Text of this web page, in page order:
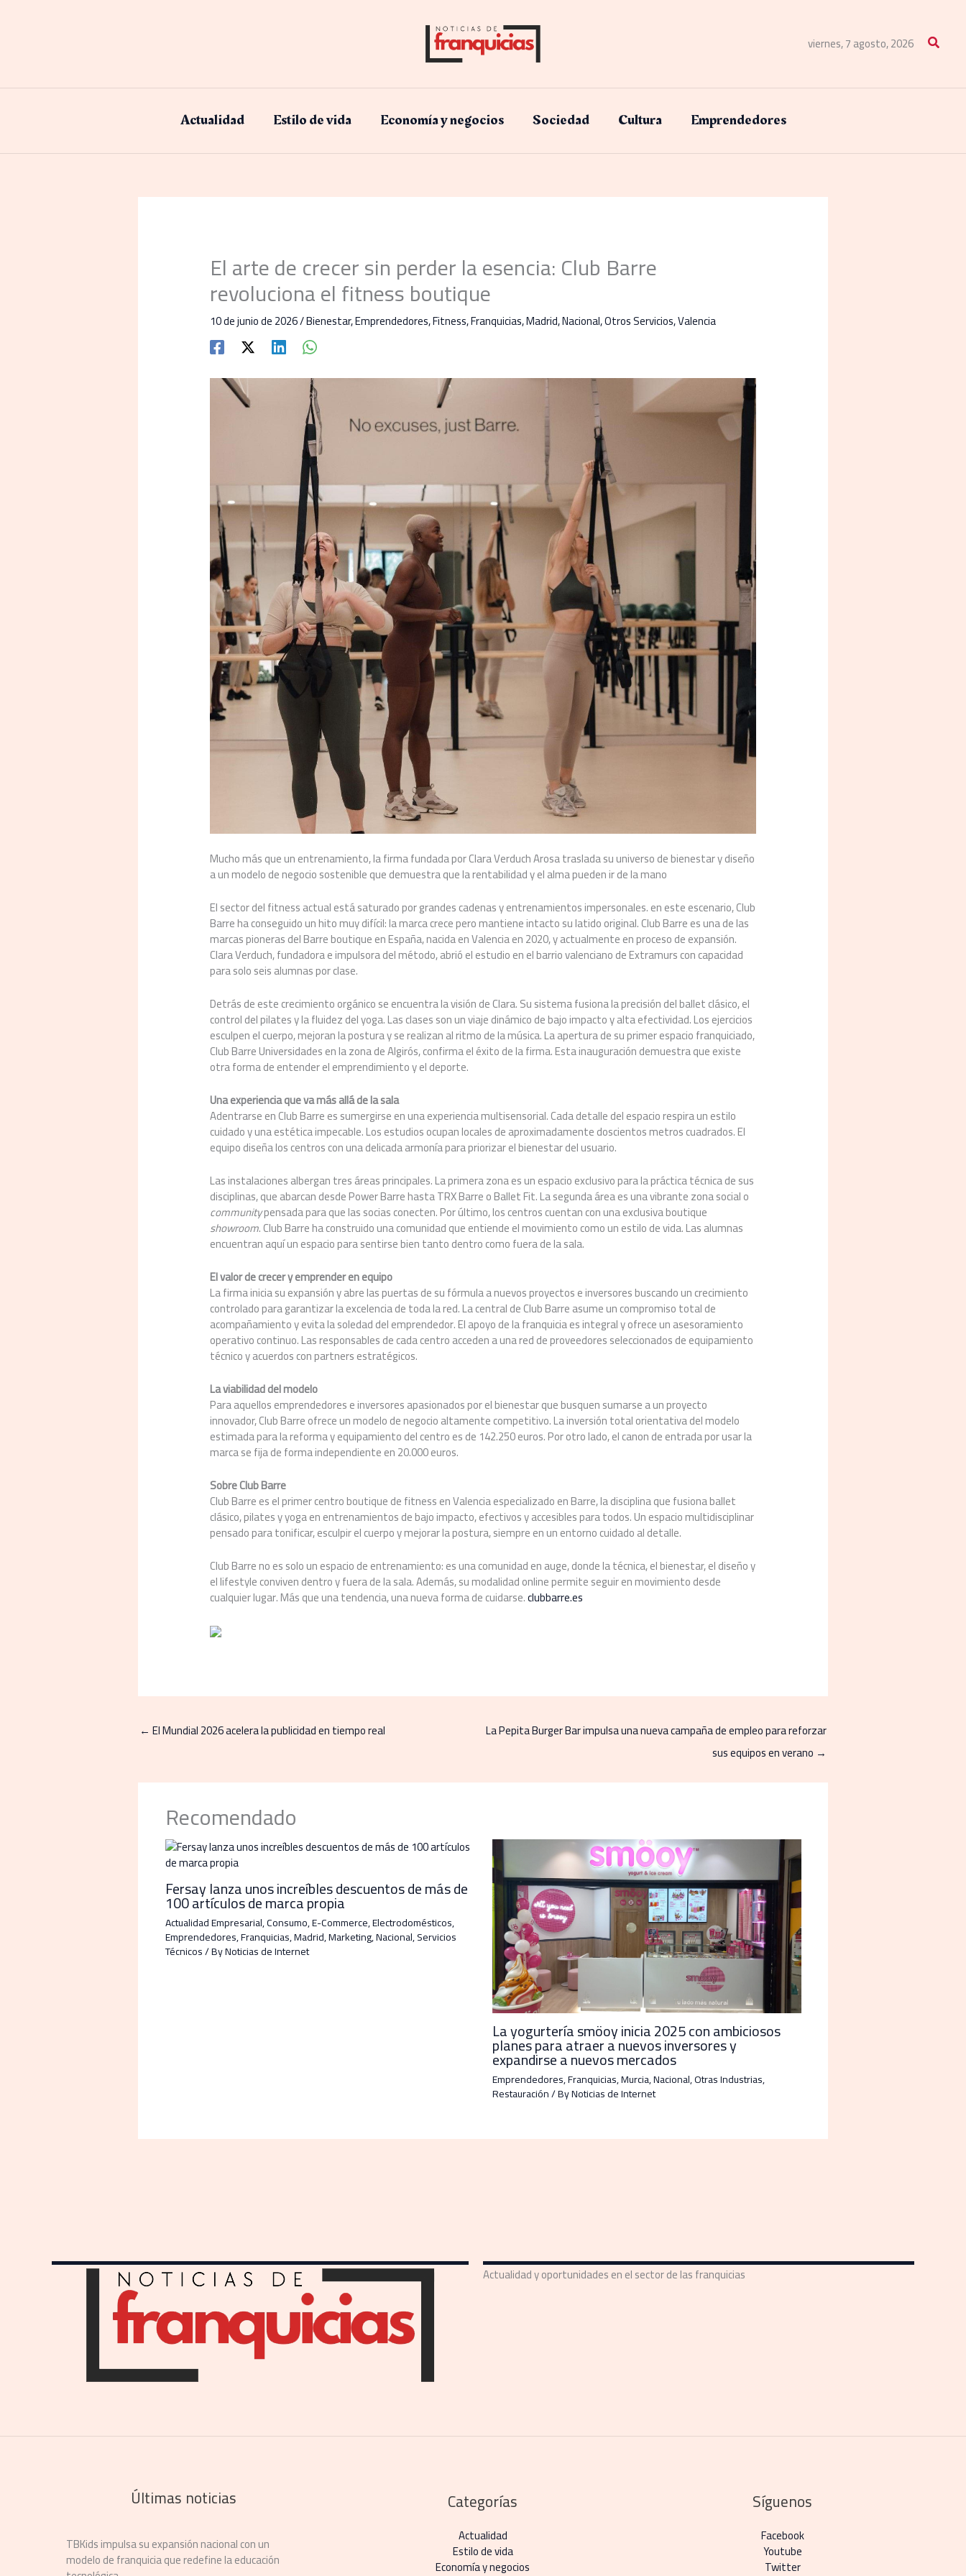
viernes, 7 agosto, 2026 Buscar
Actualidad Estilo de vida Economía y negocios​ Sociedad Cultura Emprendedores
El arte de crecer sin perder la esencia: Club Barre
revoluciona el fitness boutique
10 de junio de 2026/Bienestar,Emprendedores,Fitness,Franquicias,Madrid,Nacional,Otros Servicios,Valencia
Mucho más que un entrenamiento, la firma fundada por Clara Verduch Arosa traslada su universo de bienestar y diseño
a un modelo de negocio sostenible que demuestra que la rentabilidad y el alma pueden ir de la mano
El sector del fitness actual está saturado por grandes cadenas y entrenamientos impersonales. en este escenario, Club
Barre ha conseguido un hito muy difícil: la marca crece pero mantiene intacto su latido original. Club Barre es una de las
marcas pioneras del Barre boutique en España, nacida en Valencia en 2020, y actualmente en proceso de expansión.
Clara Verduch, fundadora e impulsora del método, abrió el estudio en el barrio valenciano de Extramurs con capacidad
para solo seis alumnas por clase.
Detrás de este crecimiento orgánico se encuentra la visión de Clara. Su sistema fusiona la precisión del ballet clásico, el
control del pilates y la fluidez del yoga. Las clases son un viaje dinámico de bajo impacto y alta efectividad. Los ejercicios
esculpen el cuerpo, mejoran la postura y se realizan al ritmo de la música. La apertura de su primer espacio franquiciado,
Club Barre Universidades en la zona de Algirós, confirma el éxito de la firma. Esta inauguración demuestra que existe
otra forma de entender el emprendimiento y el deporte.
Una experiencia que va más allá de la sala
Adentrarse en Club Barre es sumergirse en una experiencia multisensorial. Cada detalle del espacio respira un estilo
cuidado y una estética impecable. Los estudios ocupan locales de aproximadamente doscientos metros cuadrados. El
equipo diseña los centros con una delicada armonía para priorizar el bienestar del usuario.
Las instalaciones albergan tres áreas principales. La primera zona es un espacio exclusivo para la práctica técnica de sus
disciplinas, que abarcan desde Power Barre hasta TRX Barre o Ballet Fit. La segunda área es una vibrante zona social o
communitypensada para que las socias conecten. Por último, los centros cuentan con una exclusiva boutique
showroom. Club Barre ha construido una comunidad que entiende el movimiento como un estilo de vida. Las alumnas
encuentran aquí un espacio para sentirse bien tanto dentro como fuera de la sala.
El valor de crecer y emprender en equipo
La firma inicia su expansión y abre las puertas de su fórmula a nuevos proyectos e inversores buscando un crecimiento
controlado para garantizar la excelencia de toda la red. La central de Club Barre asume un compromiso total de
acompañamiento y evita la soledad del emprendedor. El apoyo de la franquicia es integral y ofrece un asesoramiento
operativo continuo. Las responsables de cada centro acceden a una red de proveedores seleccionados de equipamiento
técnico y acuerdos con partners estratégicos.
La viabilidad del modelo
Para aquellos emprendedores e inversores apasionados por el bienestar que busquen sumarse a un proyecto
innovador, Club Barre ofrece un modelo de negocio altamente competitivo. La inversión total orientativa del modelo
estimada para la reforma y equipamiento del centro es de 142.250 euros. Por otro lado, el canon de entrada por usar la
marca se fija de forma independiente en 20.000 euros.
Sobre Club Barre
Club Barre es el primer centro boutique de fitness en Valencia especializado en Barre, la disciplina que fusiona ballet
clásico, pilates y yoga en entrenamientos de bajo impacto, efectivos y accesibles para todos. Un espacio multidisciplinar
pensado para tonificar, esculpir el cuerpo y mejorar la postura, siempre en un entorno cuidado al detalle.
Club Barre no es solo un espacio de entrenamiento: es una comunidad en auge, donde la técnica, el bienestar, el diseño y
el lifestyle conviven dentro y fuera de la sala. Además, su modalidad online permite seguir en movimiento desde
cualquier lugar. Más que una tendencia, una nueva forma de cuidarse.clubbarre.es
← El Mundial 2026 acelera la publicidad en tiempo real
La Pepita Burger Bar impulsa una nueva campaña de empleo para reforzar
sus equipos en verano →
Recomendado
Fersay lanza unos increíbles descuentos de más de
100 artículos de marca propia
Actualidad Empresarial,Consumo,E-Commerce,Electrodomésticos,
Emprendedores,Franquicias,Madrid,Marketing,Nacional,Servicios
Técnicos/ ByNoticias de Internet
La yogurtería smöoy inicia 2025 con ambiciosos
planes para atraer a nuevos inversores y
expandirse a nuevos mercados
Emprendedores,Franquicias,Murcia,Nacional,Otras Industrias,
Restauración/ ByNoticias de Internet
Actualidad y oportunidades en el sector de las franquicias
Últimas noticias
TBKids impulsa su expansión nacional con un
modelo de franquicia que redefine la educación
Categorías
Actualidad
Estilo de vida
Economía y negocios​
Síguenos
Facebook
Youtube
Twitter